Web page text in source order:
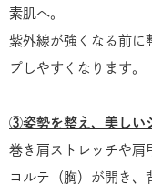
素肌へ。
紫外線が強くなる前に
プしやすくなります。
③姿勢を整え、美しい
巻き肩ストレッチや肩
コルテ（胸）が開き、